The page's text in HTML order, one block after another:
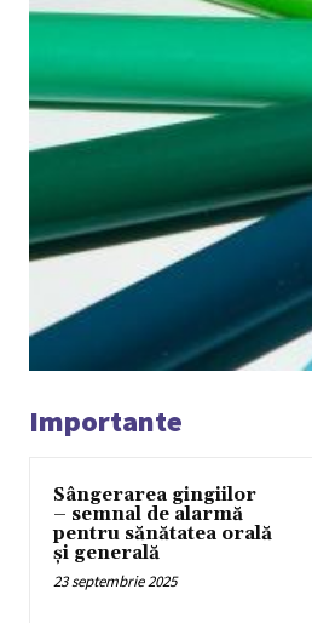
Importante
Sângerarea gingiilor
– semnal de alarmă
pentru sănătatea orală
și generală
23 septembrie 2025